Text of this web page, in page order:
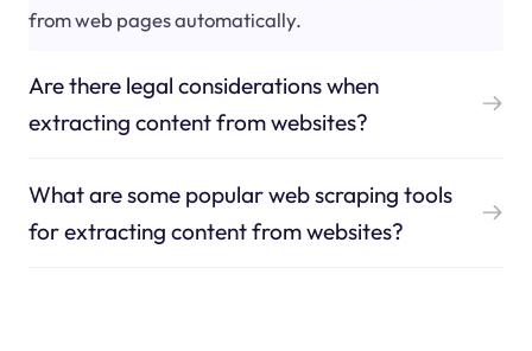
from web pages automatically.
Are there legal considerations when
extracting content from websites?
What are some popular web scraping tools
for extracting content from websites?